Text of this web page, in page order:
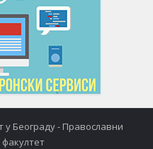
у Београду - Православни
факултет